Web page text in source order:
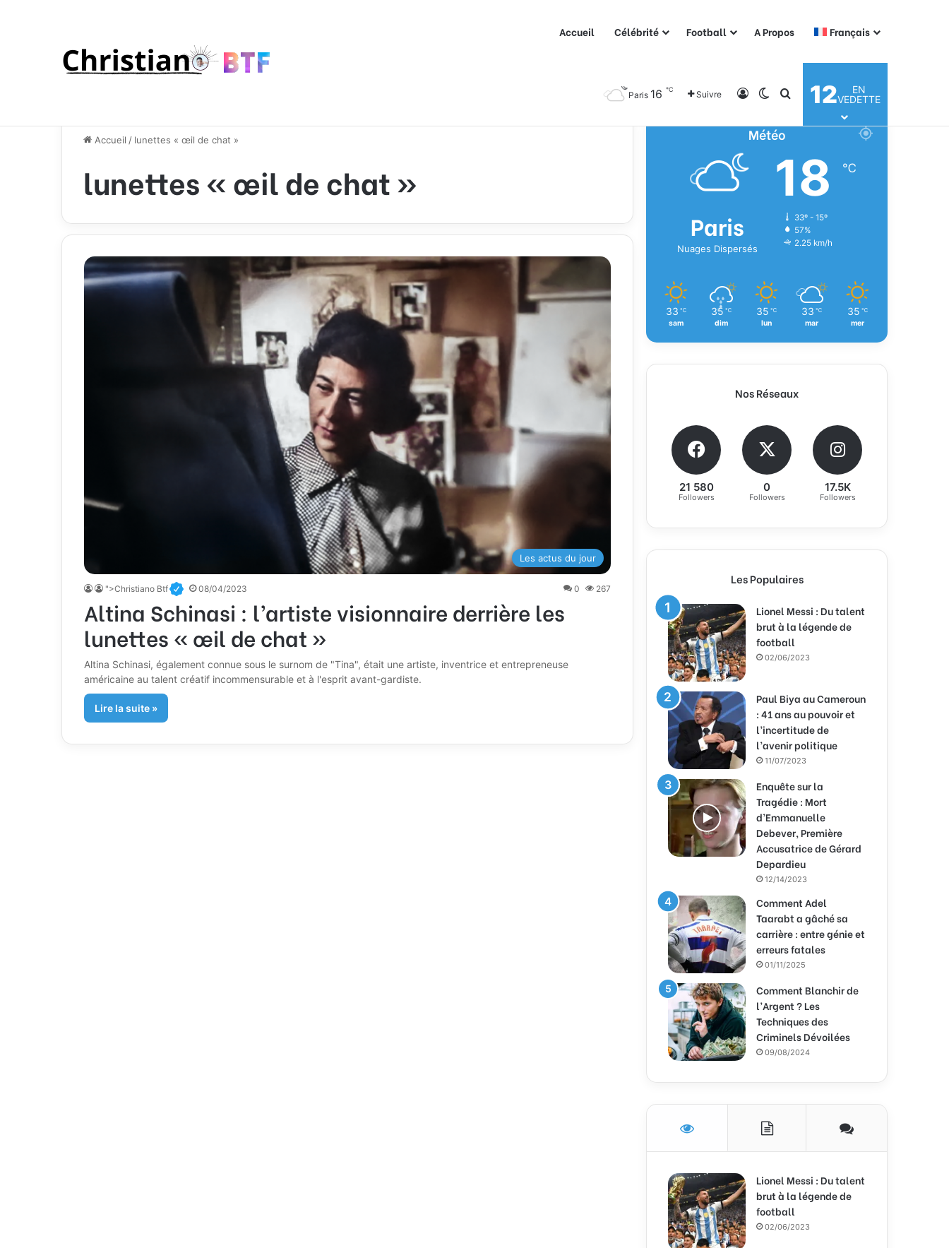
Accueil Célébrité Football A Propos Français
Paris 16 ℃ Suivre ConnexionSwitch skin
Rechercher
12
EN
VEDETTE
Accueil / lunettes « œil de chat »
lunettes « œil de chat »
Les actus du jour
">Christiano Btf 08/04/2023 0 267
Altina Schinasi : l’artiste visionnaire derrière les
lunettes « œil de chat »
Altina Schinasi, également connue sous le surnom de "Tina", était une artiste, inventrice et entrepreneuse
américaine au talent créatif incommensurable et à l'esprit avant-gardiste.
Lire la suite »
Météo
Paris
Nuages Dispersés
18 ℃
33º - 15º
57%
2.25 km/h
33 ℃
sam
35 ℃
dim
35 ℃
lun
33 ℃
mar
35 ℃
mer
Nos Réseaux
21 580
Followers
0
Followers
17.5K
Followers
Les Populaires
Lionel Messi : Du talent
brut à la légende de
football
02/06/2023
Paul Biya au Cameroun
: 41 ans au pouvoir et
l’incertitude de
l’avenir politique
11/07/2023
Enquête sur la
Tragédie : Mort
d’Emmanuelle
Debever, Première
Accusatrice de Gérard
Depardieu
12/14/2023
Comment Adel
Taarabt a gâché sa
carrière : entre génie et
erreurs fatales
01/11/2025
Comment Blanchir de
l’Argent ? Les
Techniques des
Criminels Dévoilées
09/08/2024
Lionel Messi : Du talent
brut à la légende de
football
02/06/2023